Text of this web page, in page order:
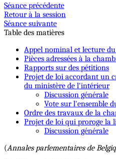
Séance précédente
Retour à la session
Séance suivante
Table des matières
Appel nominal et lecture
Pièces adressées à la
Rapports sur des pétitions
Projet de loi accordant un
du ministère de l'intérieur
Discussion générale
Vote sur l'ensemble
Ordre des travaux de la
Projet de loi qui proroge la
Discussion générale
(Annales parlementaires de